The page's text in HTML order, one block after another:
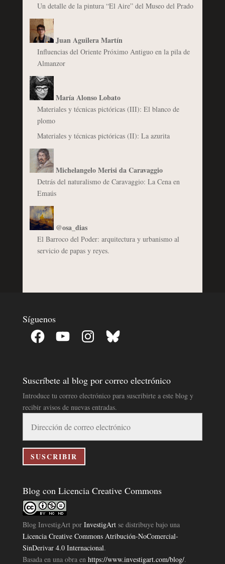
Un detalle de la pintura “El Aire” del Museo del Prado
Juan Aguilera Martín
Influencias del Oriente Próximo Antiguo en la pila de
Almanzor
María Alonso Lobato
Materiales y técnicas pictóricas (III): El blanco de
plomo
Materiales y técnicas pictóricas (II): La azurita
Michelangelo Merisi da Caravaggio
Detrás del naturalismo de Caravaggio: La Cena en
Emaús
@osa_dias
El Barroco del Poder: arquitectura y urbanismo al
servicio de papas y reyes.
Síguenos
Facebook YouTube InstagramBluesky
Suscríbete al blog por correo electrónico
Introduce tu correo electrónico para suscribirte a este blog y
recibir avisos de nuevas entradas.
correo
electrónico
SUSCRIBIR
Blog con Licencia Creative Commons
Blog InvestigArtpor InvestigArtse distribuye bajo una
Licencia Creative Commons Atribución-NoComercial-
SinDerivar 4.0 Internacional.
Basada en una obra en https://www.investigart.com/blog/.